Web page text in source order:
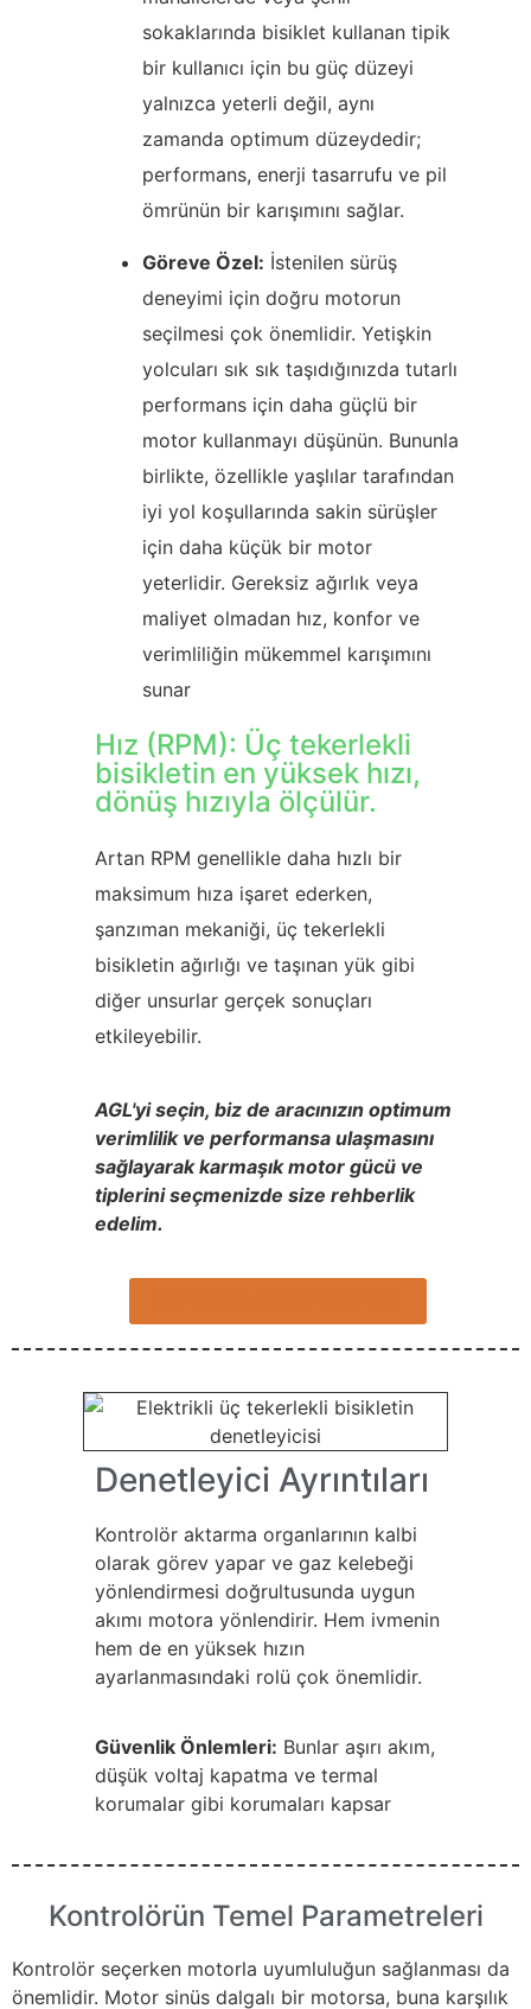
sokaklarında bisiklet kullanan tipik
bir kullanıcı için bu güç düzeyi
yalnızca yeterli değil, aynı
zamanda optimum düzeydedir;
performans, enerji tasarrufu ve pil
ömrünün bir karışımını sağlar.
Göreve Özel: İstenilen sürüş
deneyimi için doğru motorun
seçilmesi çok önemlidir. Yetişkin
yolcuları sık sık taşıdığınızda tutarlı
performans için daha güçlü bir
motor kullanmayı düşünün. Bununla
birlikte, özellikle yaşlılar tarafından
iyi yol koşullarında sakin sürüşler
için daha küçük bir motor
yeterlidir. Gereksiz ağırlık veya
maliyet olmadan hız, konfor ve
verimliliğin mükemmel karışımını
sunar
Hız (RPM): Üç tekerlekli
bisikletin en yüksek hızı,
dönüş hızıyla ölçülür.
Artan RPM genellikle daha hızlı bir
maksimum hıza işaret ederken,
şanzıman mekaniği, üç tekerlekli
bisikletin ağırlığı ve taşınan yük gibi
diğer unsurlar gerçek sonuçları
etkileyebilir.
AGL'yi seçin, biz de aracınızın optimum
verimlilik ve performansa ulaşmasını
sağlayarak karmaşık motor gücü ve
tiplerini seçmenizde size rehberlik
edelim.
Denetleyici Ayrıntıları
Kontrolör aktarma organlarının kalbi
olarak görev yapar ve gaz kelebeği
yönlendirmesi doğrultusunda uygun
akımı motora yönlendirir. Hem ivmenin
hem de en yüksek hızın
ayarlanmasındaki rolü çok önemlidir.
Güvenlik Önlemleri: Bunlar aşırı akım,
düşük voltaj kapatma ve termal
korumalar gibi korumaları kapsar
Kontrolörün Temel Parametreleri
Kontrolör seçerken motorla uyumluluğun sağlanması da
önemlidir. Motor sinüs dalgalı bir motorsa, buna karşılık